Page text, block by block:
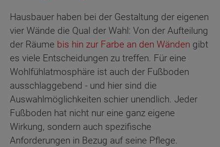
Hausbauer haben bei der Gestaltung der eigenen
vier Wände die Qual der Wahl: Von der Aufteilung
der Räume bis hin zur Farbe an den Wänden gibt
es viele Entscheidungen zu treffen. Für eine
Wohlfühlatmosphäre ist auch der Fußboden
ausschlaggebend - und hier sind die
Auswahlmöglichkeiten schier unendlich. Jeder
Fußboden hat nicht nur eine ganz eigene
Wirkung, sondern auch spezifische
Anforderungen in Bezug auf seine Pflege.